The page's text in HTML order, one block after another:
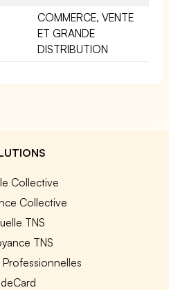
COMMERCE, VENTE
ET GRANDE
DISTRIBUTION
Collective
Collective
TNS
TNS
Professionnelles